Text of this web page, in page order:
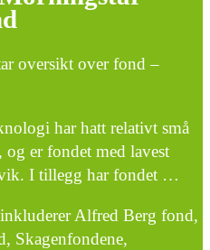
oversikt over fond –
har hatt relativt små
er fondet med lavest
I tillegg har fondet …
Alfred Berg fond,
Skagenfondene,